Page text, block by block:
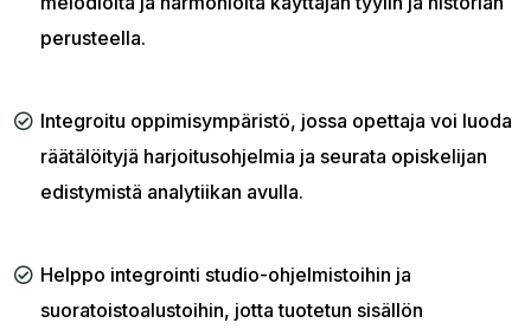
perusteella.
Integroitu oppimisympäristö, jossa opettaja voi luoda
räätälöityjä harjoitusohjelmia ja seurata opiskelijan
edistymistä analytiikan avulla.
Helppo integrointi studio-ohjelmistoihin ja
suoratoistoalustoihin, jotta tuotetun sisällön